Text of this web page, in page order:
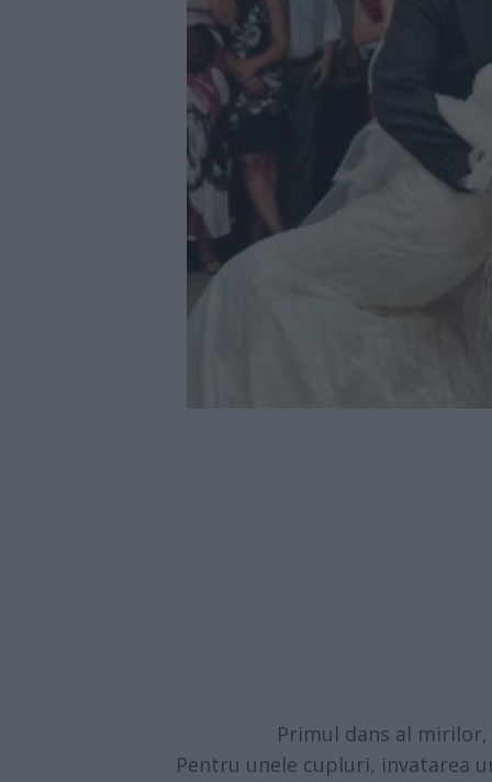
Primul dans al
Pentru unele cupluri, invatarea